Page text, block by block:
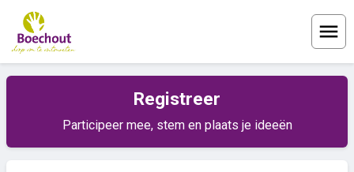
Registreer
Participeer mee, stem en plaats je ideeën